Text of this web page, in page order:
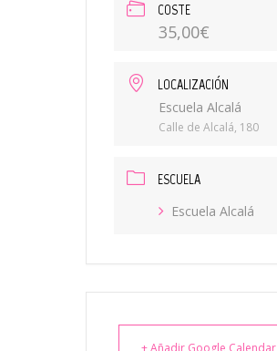
COSTE
35,00€
LOCALIZACIÓN
Escuela Alcalá
Calle de Alcalá, 180
ESCUELA
Escuela Alcalá